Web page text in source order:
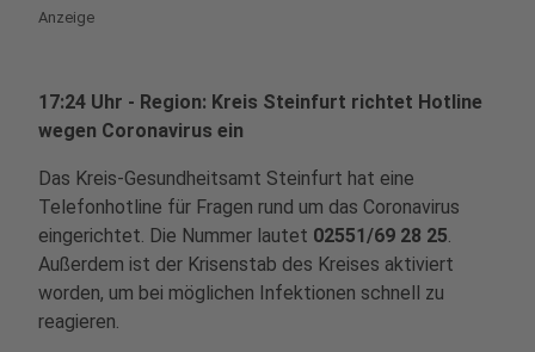
Anzeige
17:24 Uhr - Region: Kreis Steinfurt richtet Hotline
wegen Coronavirus ein
Das Kreis-Gesundheitsamt Steinfurt hat eine
Telefonhotline für Fragen rund um das Coronavirus
eingerichtet. Die Nummer lautet 02551/69 28 25.
Außerdem ist der Krisenstab des Kreises aktiviert
worden, um bei möglichen Infektionen schnell zu
reagieren.